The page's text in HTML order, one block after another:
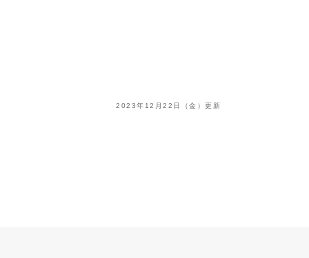
2023年12月22日（金）更新